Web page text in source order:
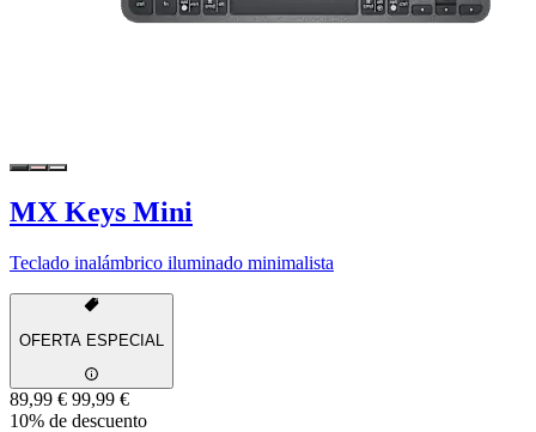
MX Keys Mini
Teclado inalámbrico iluminado minimalista
OFERTA ESPECIAL
89,99 € 99,99 €
10% de descuento